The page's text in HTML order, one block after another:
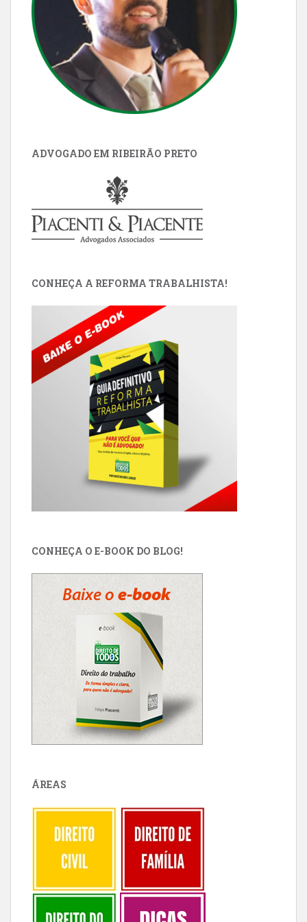
ADVOGADO EM RIBEIRÃO PRETO
CONHEÇA A REFORMA TRABALHISTA!
CONHEÇA O E-BOOK DO BLOG!
ÁREAS